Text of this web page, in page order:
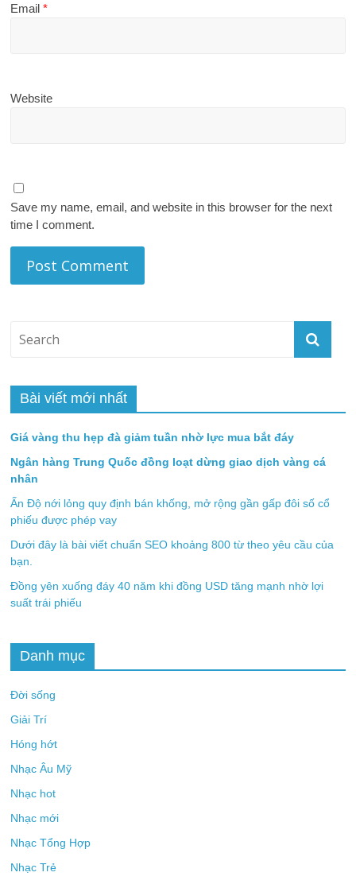
Email*
Website
Save my name, email, and website in this browser for the next
time I comment.
Bài viết mới nhất
Giá vàng thu hẹp đà giảm tuần nhờ lực mua bắt đáy
Ngân hàng Trung Quốc đồng loạt dừng giao dịch vàng cá
nhân
Ấn Độ nới lỏng quy định bán khống, mở rộng gần gấp đôi số cổ
phiếu được phép vay
Dưới đây là bài viết chuẩn SEO khoảng 800 từ theo yêu cầu của
bạn.
Đồng yên xuống đáy 40 năm khi đồng USD tăng mạnh nhờ lợi
suất trái phiếu
Danh mục
Đời sống
Giải Trí
Hóng hớt
Nhạc Âu Mỹ
Nhạc hot
Nhạc mới
Nhạc Tổng Hợp
Nhạc Trẻ